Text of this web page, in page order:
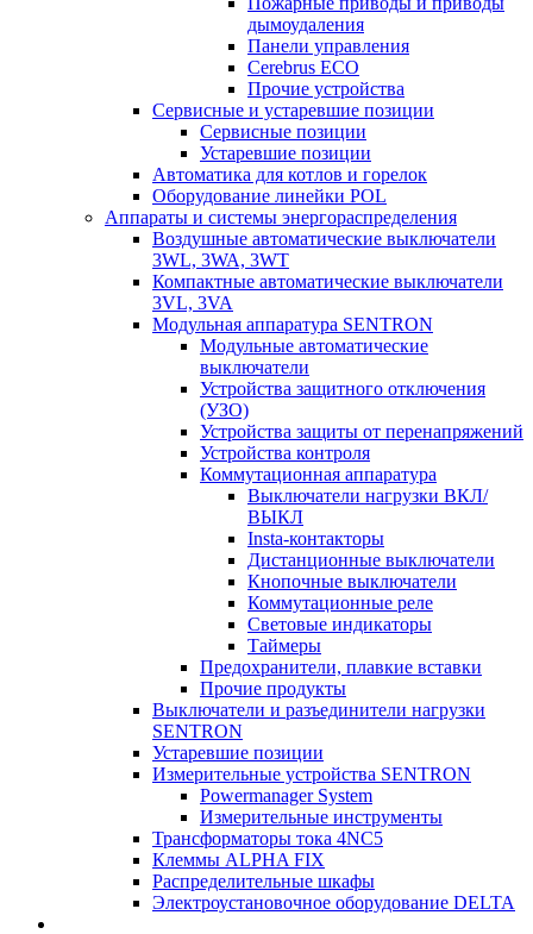
дымоудаления
Панели управления
Cerebrus ECO
Прочие устройства
Сервисные и устаревшие позиции
Сервисные позиции
Устаревшие позиции
Автоматика для котлов и горелок
Оборудование линейки POL
Аппараты и системы энергораспределения
Воздушные автоматические выключатели
3WL, 3WA, 3WT
Компактные автоматические выключатели
3VL, 3VA
Модульная аппаратура SENTRON
Модульные автоматические
выключатели
Устройства защитного отключения
(УЗО)
Устройства защиты от перенапряжений
Устройства контроля
Коммутационная аппаратура
Выключатели нагрузки ВКЛ/
ВЫКЛ
Insta-контакторы
Дистанционные выключатели
Кнопочные выключатели
Коммутационные реле
Световые индикаторы
Таймеры
Предохранители, плавкие вставки
Прочие продукты
Выключатели и разъединители нагрузки
SENTRON
Устаревшие позиции
Измерительные устройства SENTRON
Powermanager System
Измерительные инструменты
Трансформаторы тока 4NC5
Клеммы ALPHA FIX
Распределительные шкафы
Электроустановочное оборудование DELTA